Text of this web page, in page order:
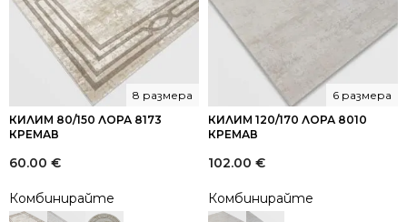
КИЛИМ 80/150 ЛОРА 8173
КРЕМАВ
8 размера
60.00 €
Комбинирайте
КИЛИМ 120/170 ЛОРА 8010
КРЕМАВ
6 размера
102.00 €
Комбинирайте